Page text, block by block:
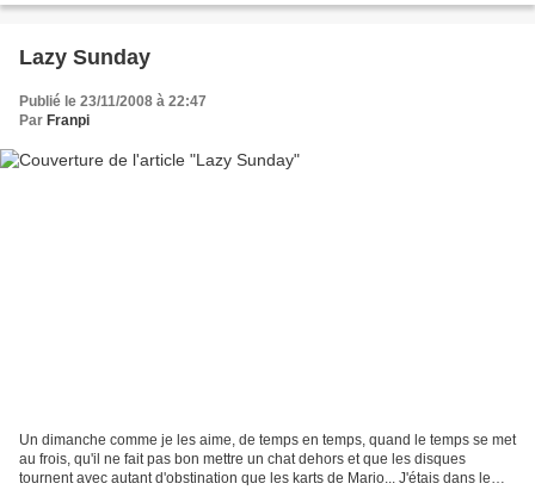
Lazy Sunday
Publié le 23/11/2008 à 22:47
Par Franpi
Un dimanche comme je les aime, de temps en temps, quand le temps se met
au frois, qu'il ne fait pas bon mettre un chat dehors et que les disques
tournent avec autant d'obstination que les karts de Mario... J'étais dans le